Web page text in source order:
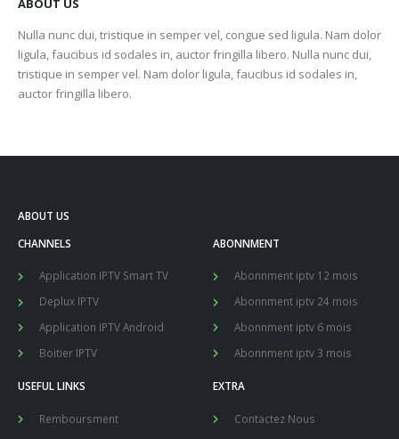
ABOUT US
Nulla nunc dui, tristique in semper vel, congue sed ligula. Nam dolor
ligula, faucibus id sodales in, auctor fringilla libero. Nulla nunc dui,
tristique in semper vel. Nam dolor ligula, faucibus id sodales in,
auctor fringilla libero.
ABOUT US
CHANNELS
Application IPTV Smart TV
Deplux IPTV
Application IPTV Android
Boitier IPTV
ABONNMENT
Abonnment iptv 12 mois
Abonnment iptv 24 mois
Abonnment iptv 6 mois
Abonnment iptv 3 mois
USEFUL LINKS
Remboursment
EXTRA
Contactez Nous